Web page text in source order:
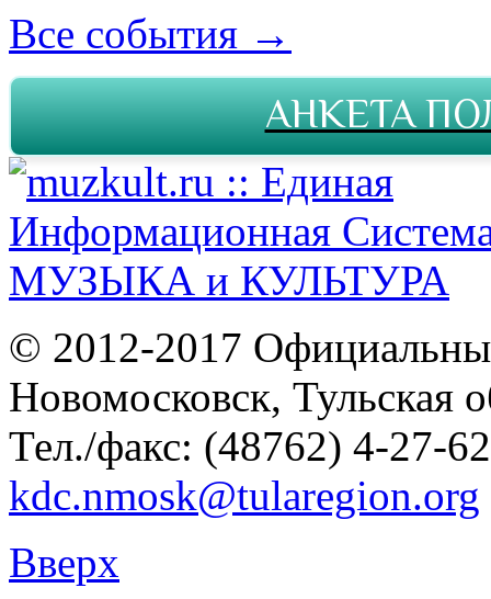
Все события →
АНКЕТА
© 2012-2017
Новомосковск, Тульская
Тел./факс: (48762) 4-27-
kdc.nmosk@tularegion.org
Вверх